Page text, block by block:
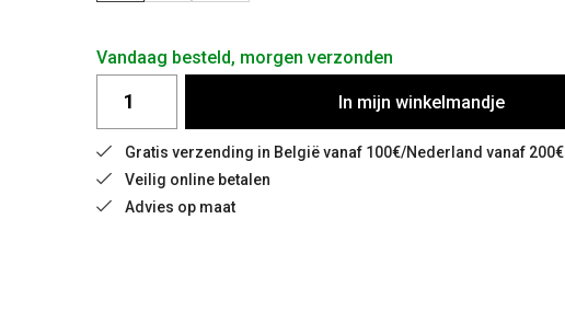
Vandaag besteld, morgen verzonden
In mijn winkelmandje
Gratis verzending in België vanaf 100€/Nederland vanaf 200€
Veilig online betalen
Advies op maat